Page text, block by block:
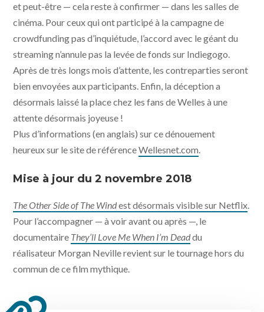
et peut-être — cela reste à confirmer — dans les salles de
cinéma. Pour ceux qui ont participé à la campagne de
crowdfunding pas d’inquiétude, l’accord avec le géant du
streaming n’annule pas la levée de fonds sur Indiegogo.
Après de très longs mois d’attente, les contreparties seront
bien envoyées aux participants. Enfin, la déception a
désormais laissé la place chez les fans de Welles à une
attente désormais joyeuse !
Plus d’informations (en anglais) sur ce dénouement
heureux sur le site de référenceWellesnet.com.
Mise à jour du 2 novembre 2018
The Other Side of The Windest désormais visible sur Netflix.
Pour l’accompagner — à voir avant ou après —, le
documentaire They’ll Love Me When I’m Deaddu
réalisateur Morgan Neville revient sur le tournage hors du
commun de ce film mythique.